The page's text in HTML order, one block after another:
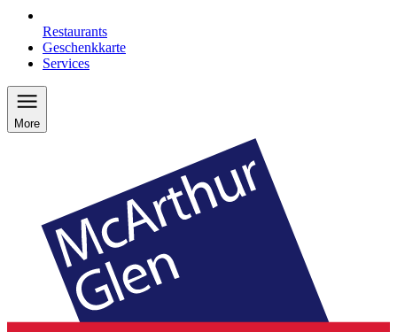
Restaurants
Geschenkkarte
Services
More